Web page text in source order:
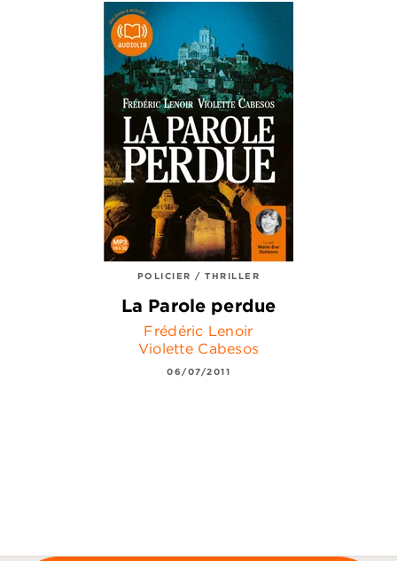
POLICIER / THRILLER
La Parole perdue
Frédéric Lenoir
Violette Cabesos
06/07/2011